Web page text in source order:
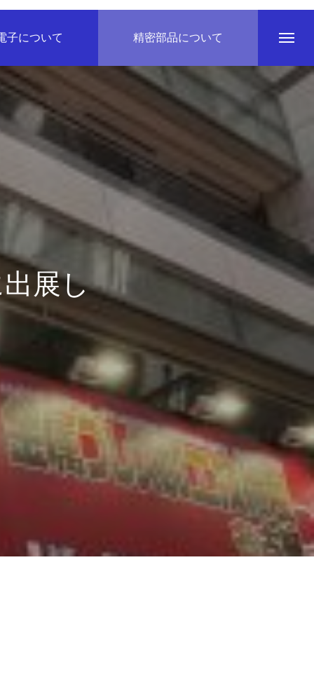
子について 精密部品について
展し